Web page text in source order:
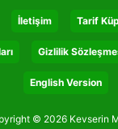
İletişim Tarif
Gizlilik
English Version
© 2026 Kevserin